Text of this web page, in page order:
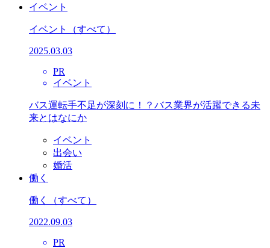
イベント
イベント （すべて）
2025.03.03
PR
イベント
バス運転手不足が深刻に！？バス業界が活躍できる未
来とはなにか
イベント
出会い
婚活
働く
働く （すべて）
2022.09.03
PR